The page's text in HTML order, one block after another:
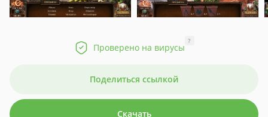
Проверено на вирусы
?
Поделиться ссылкой
Скачать